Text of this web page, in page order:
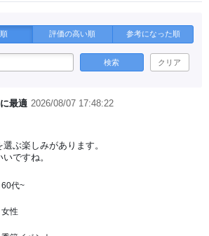
評価の高い順 参考になった順
検索 クリア
最適 2026/08/07 17:48:22
ぶ楽しみがあります。
ですね。
60代~
女性